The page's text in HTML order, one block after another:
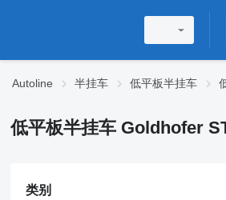
Autoline 半挂车 低平板半挂车
低平板半挂车 Goldhofer
类别